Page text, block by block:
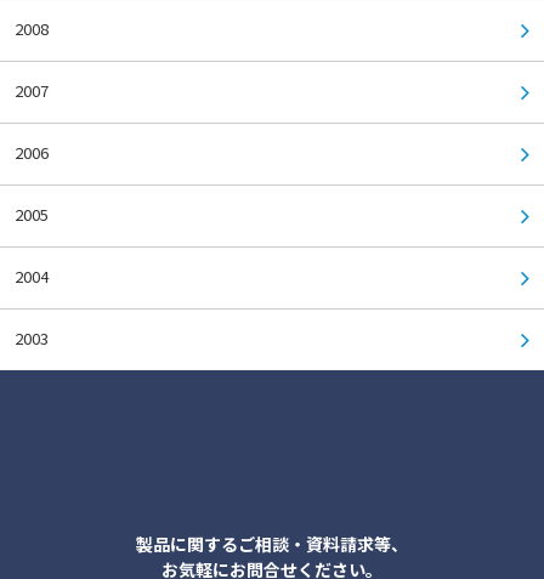
2008
2007
2006
2005
2004
2003
製品に関するご相談・資料請求等、
お気軽にお問合せください。